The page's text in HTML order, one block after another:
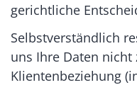
gerichtliche
Selbstverständlich
uns Ihre Daten
Klientenbeziehung